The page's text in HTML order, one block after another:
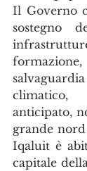
sostegno
anticipato,
grande
Iqaluit è
capitale